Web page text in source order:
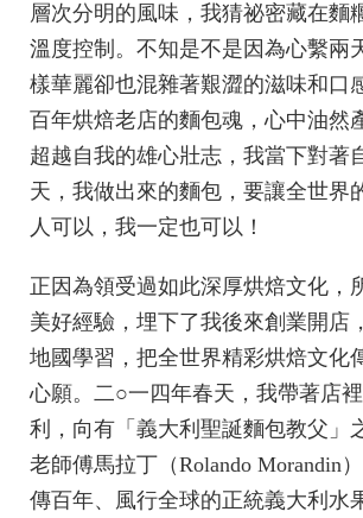
層次分明的風味，我猜祕密藏在麵
溫度控制。不知是不是因為心繫兩
樣華麗卻也混雜著艱澀的滋味和口
百年烘焙老店的麵包魂，心中油然
超越自我的雄心壯志，我當下對著
天，我做出來的麵包，要讓全世界
人可以，我一定也可以！
正因為領受過如此深厚烘焙文化，
美好經驗，埋下了我後來創業開店
地國學習，把全世界精彩烘焙文化
心願。二○一四年春天，我帶著店
利，向有「義大利聖誕麵包教父」
老師傅馬拉丁（Rolando Morandin
傳百年、風行全球的正統義大利水